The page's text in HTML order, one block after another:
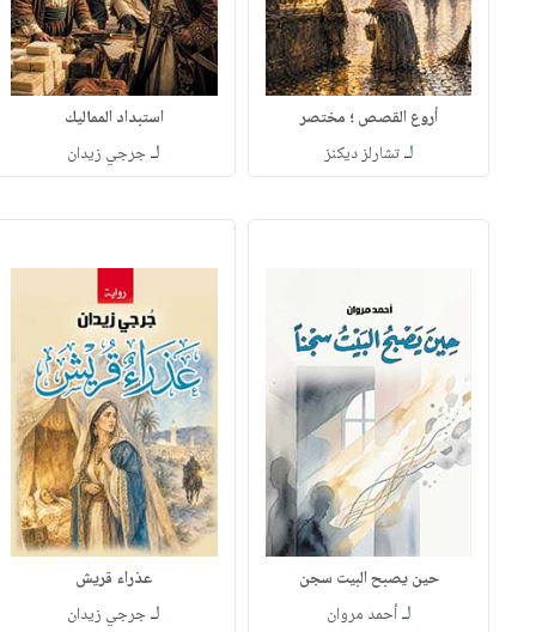
أروع القصص ؛ مختصر
لـتشارلز ديكنز
استبداد المماليك
لـجرجي زيدان
حين يصبح البيت سجن
لـأحمد مروان
عذراء قريش
لـجرجي زيدان